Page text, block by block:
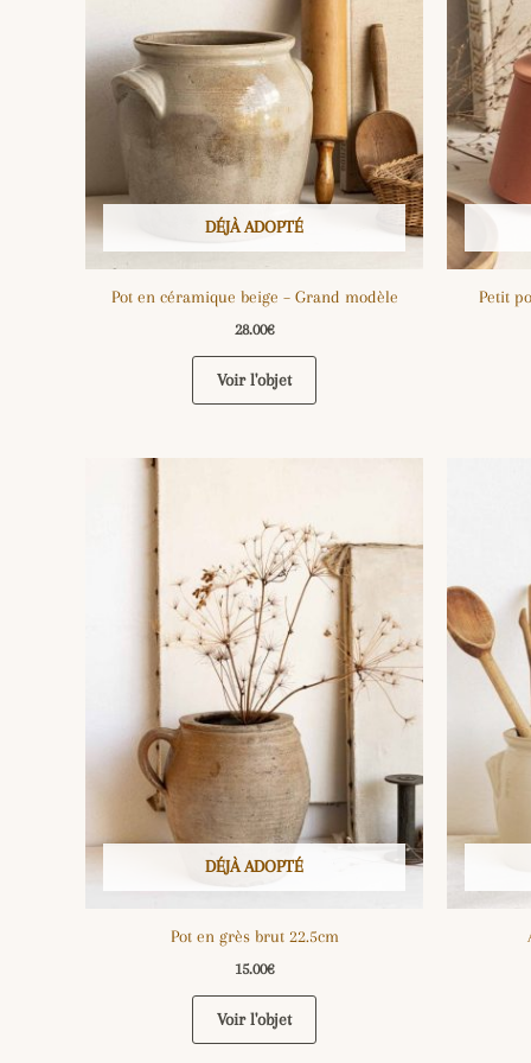
DÉJÀ ADOPTÉ
Pot en céramique beige – Grand modèle
28.00€
Voir l'objet
Petit
DÉJÀ ADOPTÉ
Pot en grès brut 22.5cm
15.00€
Voir l'objet